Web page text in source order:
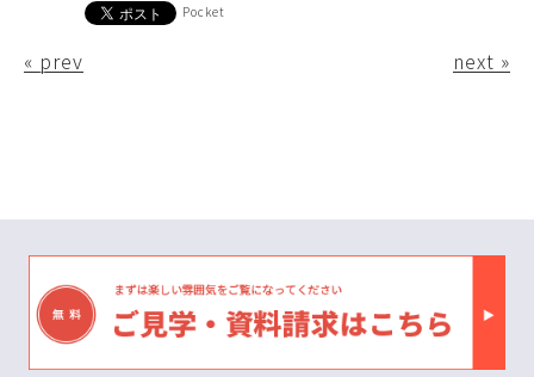
Pocket
« prev next »